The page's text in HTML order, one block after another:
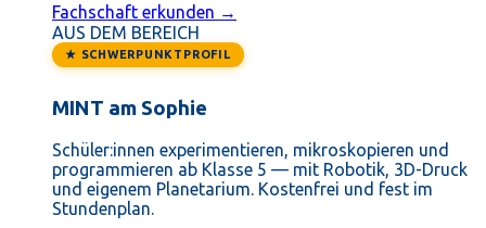
Fachschaft erkunden →
AUS DEM BEREICH
★ SCHWERPUNKTPROFIL
MINT am Sophie
Schüler:innen experimentieren, mikroskopieren und
programmieren ab Klasse 5 — mit Robotik, 3D-Druck
und eigenem Planetarium. Kostenfrei und fest im
Stundenplan.